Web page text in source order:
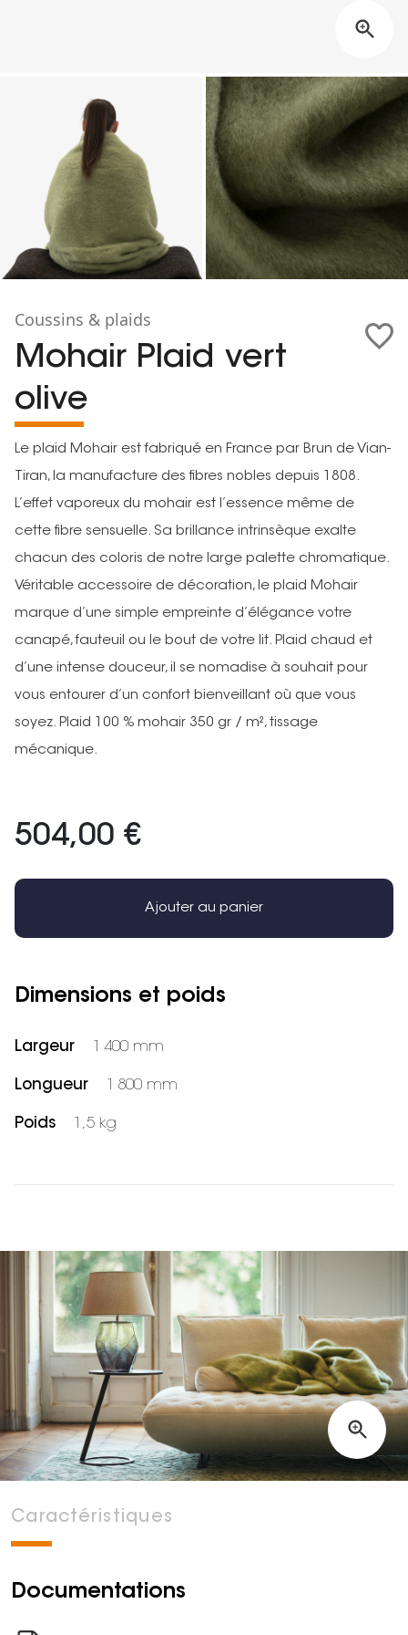
Coussins & plaids
Mohair Plaid vert
olive
Le plaid Mohair est fabriqué en France par Brun de Vian-
Tiran, la manufacture des fibres nobles depuis 1808.
L’effet vaporeux du mohair est l’essence même de
cette fibre sensuelle. Sa brillance intrinsèque exalte
chacun des coloris de notre large palette chromatique.
Véritable accessoire de décoration, le plaid Mohair
marque d’une simple empreinte d’élégance votre
canapé, fauteuil ou le bout de votre lit. Plaid chaud et
d’une intense douceur, il se nomadise à souhait pour
vous entourer d’un confort bienveillant où que vous
soyez. Plaid 100 % mohair 350 gr / m², tissage
mécanique.
504,00 €
Ajouter au panier
Dimensions et poids
Largeur 1 400 mm
Longueur 1 800 mm
Poids 1,5 kg
Caractéristiques
Documentations